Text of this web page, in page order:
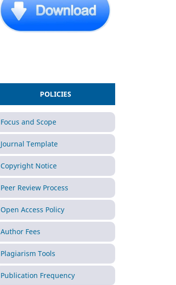
POLICIES
Focus and Scope
Journal Template
Copyright Notice
Peer Review Process
Open Access Policy
Author Fees
Plagiarism Tools
Publication Frequency